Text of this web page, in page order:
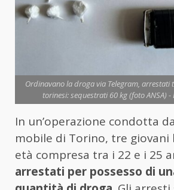
Ordinavano la droga via Telegram, arrestati
torinesi: sequestrati 60 kg (foto ANSA)
In un’operazione condotta
mobile di Torino, tre giovani
età compresa tra i 22 e i 25
arrestati per possesso di